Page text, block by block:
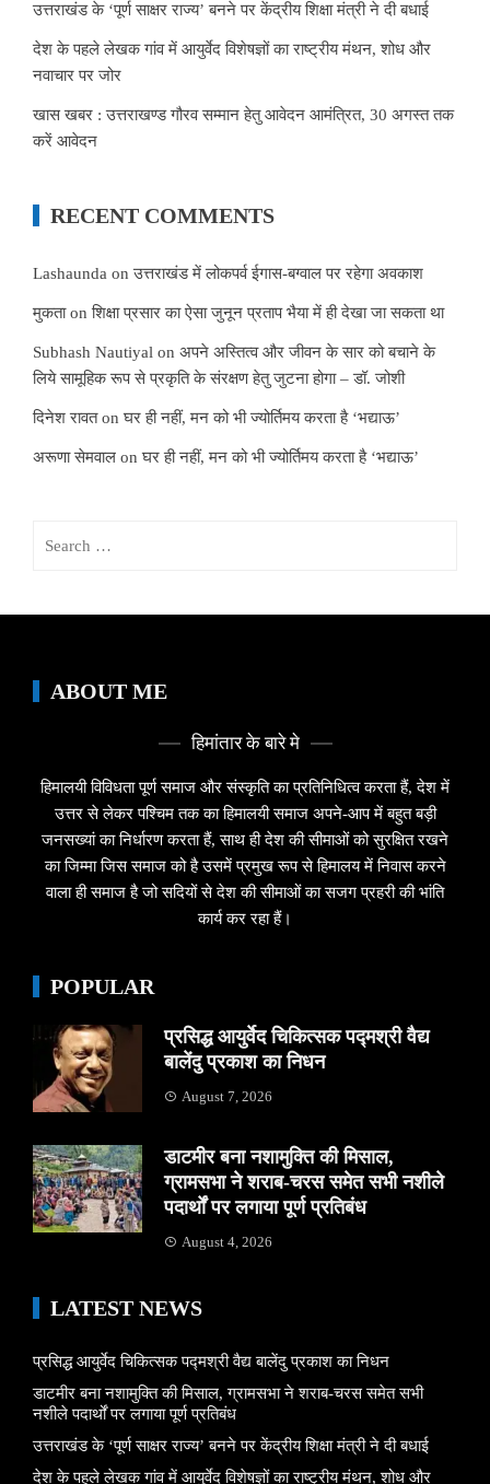
उत्तराखंड के ‘पूर्ण साक्षर राज्य’ बनने पर केंद्रीय शिक्षा मंत्री ने दी बधाई
देश के पहले लेखक गांव में आयुर्वेद विशेषज्ञों का राष्ट्रीय मंथन, शोध और
नवाचार पर जोर
खास खबर : उत्तराखण्ड गौरव सम्मान हेतु आवेदन आमंत्रित, 30 अगस्त तक
करें आवेदन
RECENT COMMENTS
Lashaunda onउत्तराखंड में लोकपर्व ईगास-बग्वाल पर रहेगा अवकाश
मुकताonशिक्षा प्रसार का ऐसा जुनून प्रताप भैया में ही देखा जा सकता था
Subhash Nautiyal on अपने अस्तित्व और जीवन के सार को बचाने के
लिये सामूहिक रूप से प्रकृति के संरक्षण हेतु जुटना होगा – डॉ. जोशी
दिनेश रावतonघर ही नहीं, मन को भी ज्योर्तिमय करता है ‘भद्याऊ’
अरूणा सेमवाल onघर ही नहीं, मन को भी ज्योर्तिमय करता है ‘भद्याऊ’
ABOUT ME
हिमांतार के बारे मे
हिमालयी विविधता पूर्ण समाज और संस्कृति का प्रतिनिधित्व करता हैं, देश में
उत्तर से लेकर पश्चिम तक का हिमालयी समाज अपने-आप में बहुत बड़ी
जनसख्यां का निर्धारण करता हैं, साथ ही देश की सीमाओं को सुरक्षित रखने
का जिम्मा जिस समाज को है उसमें प्रमुख रूप से हिमालय में निवास करने
वाला ही समाज है जो सदियों से देश की सीमाओं का सजग प्रहरी की भांति
कार्य कर रहा हैं।
POPULAR
प्रसिद्ध आयुर्वेद चिकित्सक पद्मश्री वैद्य
बालेंदु प्रकाश का निधन
August 7, 2026
डाटमीर बना नशामुक्ति की मिसाल,
ग्रामसभा ने शराब-चरस समेत सभी नशीले
पदार्थों पर लगाया पूर्ण प्रतिबंध
August 4, 2026
LATEST NEWS
प्रसिद्ध आयुर्वेद चिकित्सक पद्मश्री वैद्य बालेंदु प्रकाश का निधन
डाटमीर बना नशामुक्ति की मिसाल, ग्रामसभा ने शराब-चरस समेत सभी
नशीले पदार्थों पर लगाया पूर्ण प्रतिबंध
उत्तराखंड के ‘पूर्ण साक्षर राज्य’ बनने पर केंद्रीय शिक्षा मंत्री ने दी बधाई
देश के पहले लेखक गांव में आयुर्वेद विशेषज्ञों का राष्ट्रीय मंथन, शोध और